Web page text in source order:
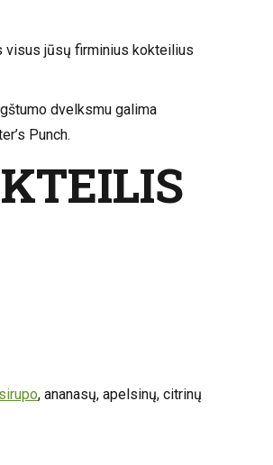
visus jūsų firminius kokteilius
dvelksmu galima
Punch.
, ananasų, apelsinų, citrinų